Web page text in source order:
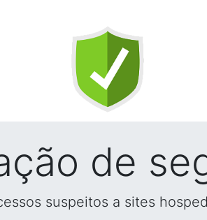
de
suspeitos a sites